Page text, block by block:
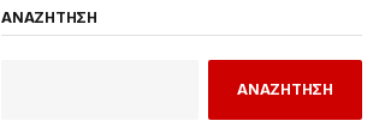
ΑΝΑΖΗΤΗΣΗ
ΑΝΑΖΗΤΗΣΗ